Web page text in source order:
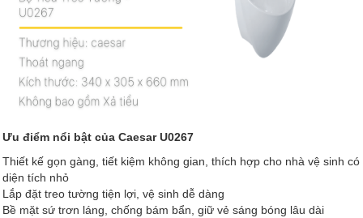
Ưu điểm nổi bật của Caesar U0267
Thiết kế gọn gàng, tiết kiệm không gian, thích hợp cho nhà vệ sinh có
diện tích nhỏ
Lắp đặt treo tường tiện lợi, vệ sinh dễ dàng
Bề mặt sứ trơn láng, chống bám bẩn, giữ vẻ sáng bóng lâu dài